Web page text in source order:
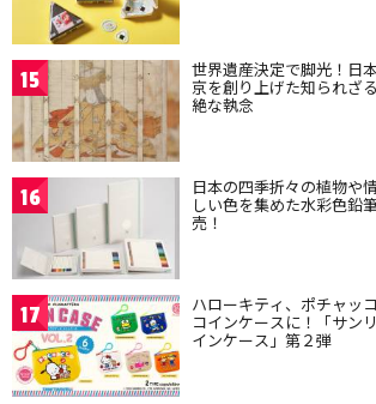
15 世界遺産決定で脚光！日
京を創り上げた知られざ
絶な執念
16 日本の四季折々の植物や
しい色を集めた水彩色鉛
売！
17 ハローキティ、ポチャッ
コインケースに！「サン
インケース」第２弾